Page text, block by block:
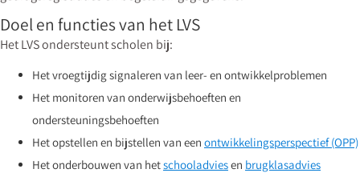
Doel en functies van het LVS
Het LVS ondersteunt scholen bij:
Het vroegtijdig signaleren van leer- en ontwikkelproblemen
Het monitoren van onderwijsbehoeften en
ondersteuningsbehoeften
Het opstellen en bijstellen van een ontwikkelingsperspectief (OPP)
Het onderbouwen van hetschooladviesen brugklasadvies